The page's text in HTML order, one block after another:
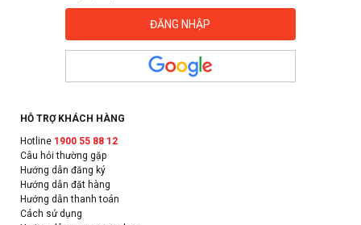
HỖ TRỢ KHÁCH HÀNG
Hotline 1900 55 88 12
Câu hỏi thường gặp
Hướng dẫn đăng ký
Hướng dẫn đặt hàng
Hướng dẫn thanh toán
Cách sử dụng